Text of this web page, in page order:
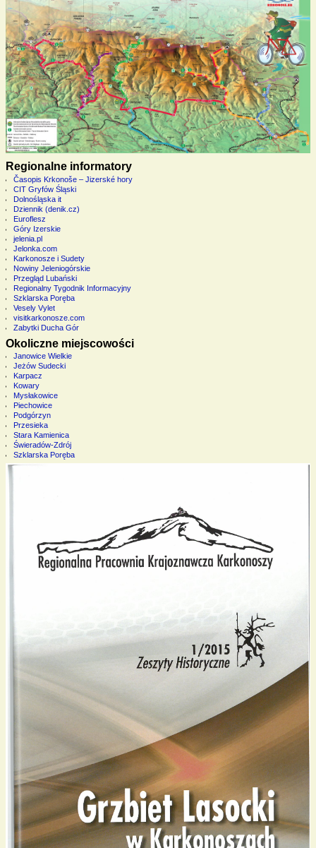
Regionalne informatory
Časopis Krkonoše – Jizerské hory
CIT Gryfów Śląski
Dolnośląska it
Dziennik (denik.cz)
Euroflesz
Góry Izerskie
jelenia.pl
Jelonka.com
Karkonosze i Sudety
Nowiny Jeleniogórskie
Przegląd Lubański
Regionalny Tygodnik Informacyjny
Szklarska Poręba
Vesely Vylet
visitkarkonosze.com
Zabytki Ducha Gór
Okoliczne miejscowości
Janowice Wielkie
Jeżów Sudecki
Karpacz
Kowary
Mysłakowice
Piechowice
Podgórzyn
Przesieka
Stara Kamienica
Świeradów-Zdrój
Szklarska Poręba